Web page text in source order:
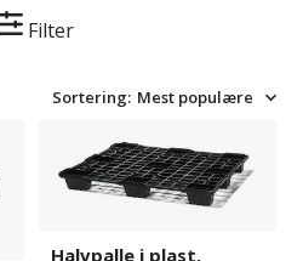
Filter
Sortering: Mest populære
plast,
Halvpalle i plast,